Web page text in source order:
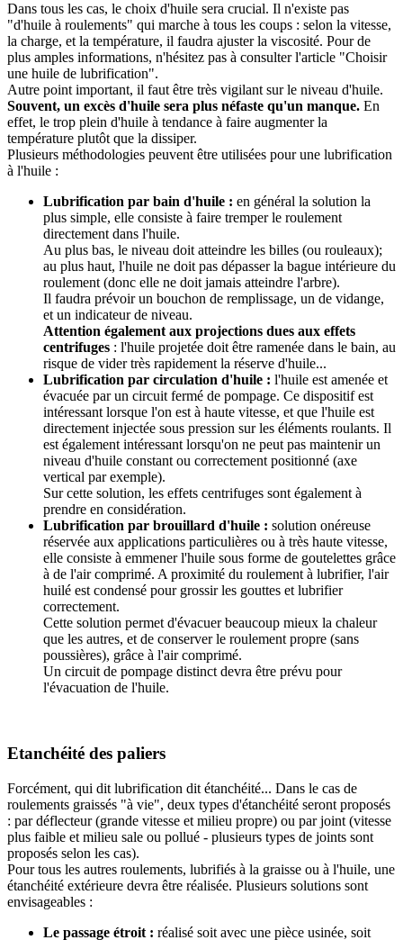
Dans tous les cas, le choix d'huile sera crucial. Il n'existe pas
"d'huile à roulements" qui marche à tous les coups : selon la vitesse,
la charge, et la température, il faudra ajuster la viscosité. Pour de
plus amples informations, n'hésitez pas à consulter l'article "Choisir
une huile de lubrification".
Autre point important, il faut être très vigilant sur le niveau d'huile.
Souvent, un excès d'huile sera plus néfaste qu'un manque. En
effet, le trop plein d'huile à tendance à faire augmenter la
température plutôt que la dissiper.
Plusieurs méthodologies peuvent être utilisées pour une lubrification
à l'huile :
Lubrification par bain d'huile : en général la solution la
plus simple, elle consiste à faire tremper le roulement
directement dans l'huile.
Au plus bas, le niveau doit atteindre les billes (ou rouleaux);
au plus haut, l'huile ne doit pas dépasser la bague intérieure du
roulement (donc elle ne doit jamais atteindre l'arbre).
Il faudra prévoir un bouchon de remplissage, un de vidange,
et un indicateur de niveau.
Attention également aux projections dues aux effets
centrifuges : l'huile projetée doit être ramenée dans le bain, au
risque de vider très rapidement la réserve d'huile...
Lubrification par circulation d'huile : l'huile est amenée et
évacuée par un circuit fermé de pompage. Ce dispositif est
intéressant lorsque l'on est à haute vitesse, et que l'huile est
directement injectée sous pression sur les éléments roulants. Il
est également intéressant lorsqu'on ne peut pas maintenir un
niveau d'huile constant ou correctement positionné (axe
vertical par exemple).
Sur cette solution, les effets centrifuges sont également à
prendre en considération.
Lubrification par brouillard d'huile : solution onéreuse
réservée aux applications particulières ou à très haute vitesse,
elle consiste à emmener l'huile sous forme de goutelettes grâce
à de l'air comprimé. A proximité du roulement à lubrifier, l'air
huilé est condensé pour grossir les gouttes et lubrifier
correctement.
Cette solution permet d'évacuer beaucoup mieux la chaleur
que les autres, et de conserver le roulement propre (sans
poussières), grâce à l'air comprimé.
Un circuit de pompage distinct devra être prévu pour
l'évacuation de l'huile.
Etanchéité des paliers
Forcément, qui dit lubrification dit étanchéité... Dans le cas de
roulements graissés "à vie", deux types d'étanchéité seront proposés
: par déflecteur (grande vitesse et milieu propre) ou par joint (vitesse
plus faible et milieu sale ou pollué - plusieurs types de joints sont
proposés selon les cas).
Pour tous les autres roulements, lubrifiés à la graisse ou à l'huile, une
étanchéité extérieure devra être réalisée. Plusieurs solutions sont
envisageables :
Le passage étroit : réalisé soit avec une pièce usinée, soit